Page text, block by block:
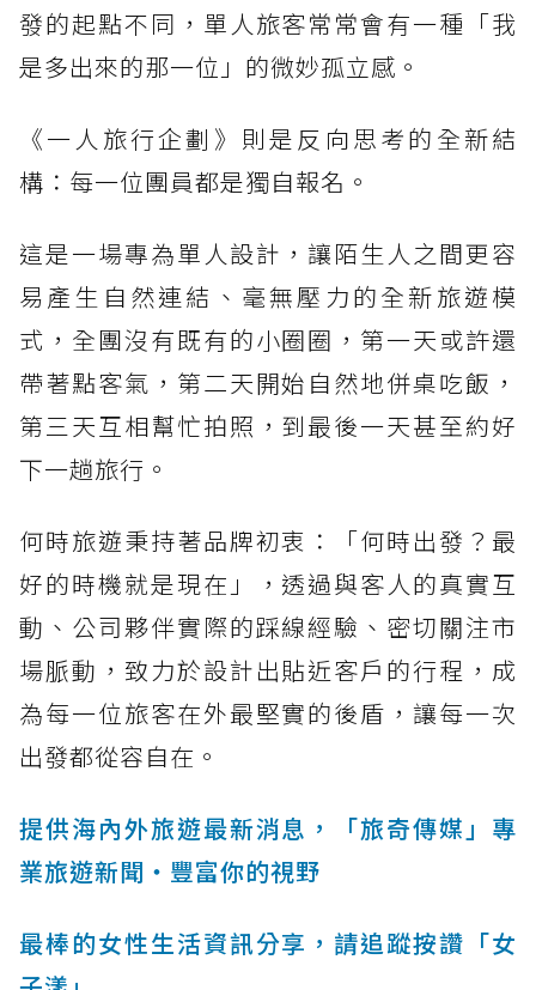
發的起點不同，單人旅客常常會有一種「我
是多出來的那一位」的微妙孤立感。
《一人旅行企劃》則是反向思考的全新結
構：每一位團員都是獨自報名。
這是一場專為單人設計，讓陌生人之間更容
易產生自然連結、毫無壓力的全新旅遊模
式，全團沒有既有的小圈圈，第一天或許還
帶著點客氣，第二天開始自然地併桌吃飯，
第三天互相幫忙拍照，到最後一天甚至約好
下一趟旅行。
何時旅遊秉持著品牌初衷：「何時出發？最
好的時機就是現在」，透過與客人的真實互
動、公司夥伴實際的踩線經驗、密切關注市
場脈動，致力於設計出貼近客戶的行程，成
為每一位旅客在外最堅實的後盾，讓每一次
出發都從容自在。
提供海內外旅遊最新消息，「旅奇傳媒」專
業旅遊新聞‧豐富你的視野
最棒的女性生活資訊分享，請追蹤按讚「女